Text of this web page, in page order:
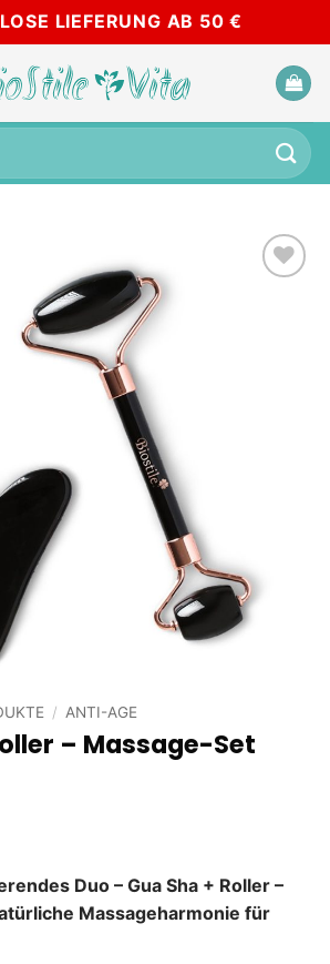
LIEFERUNG AB 50 €
/ ANTI-AGE
– Massage-Set
Duo – Gua Sha + Roller –
Massageharmonie für